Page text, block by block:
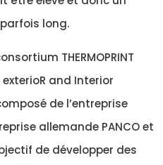
long.
THERMOPRINT
exterioR and Interior
de l’entreprise
allemande PANCO et
de développer des